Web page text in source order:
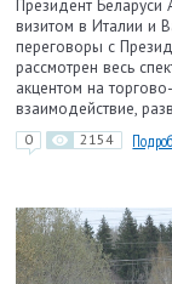
Президент
визитом в Италии и
переговоры с
рассмотрен весь
акцентом на
взаимодействие,
0 2154